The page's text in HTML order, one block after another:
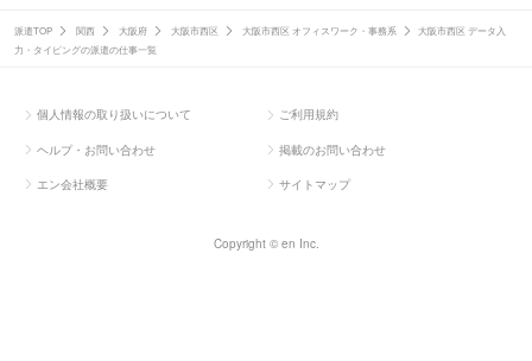
派遣TOP 関西 大阪府 大阪市西区 大阪市西区 オフィスワーク・事務系
大阪市西区 データ入
力・タイピングの派遣の仕事一覧
個人情報の取り扱いについて ご利用規約
ヘルプ・お問い合わせ 掲載のお問い合わせ
エン会社概要 サイトマップ
Copyright © en Inc.